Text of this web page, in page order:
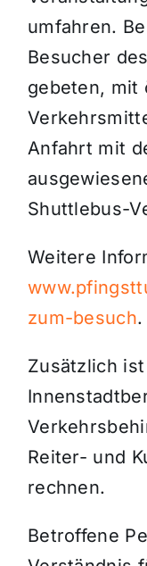
umfahren.
Besucher
gebeten, mit
Anfahrt mit
Shuttlebus-
Weitere
zum-besuch.
Zusätzlich
Reiter- und
rechnen.
Betroffene